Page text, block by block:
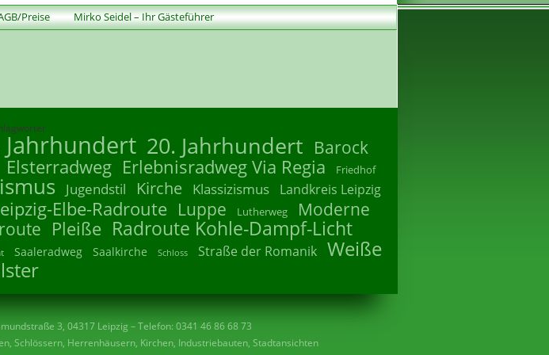
Preise Mirko Seidel – Ihr Gästeführer
Jahrhundert 20. Jahrhundert Barock
Elsterradweg Erlebnisradweg Via Regia Friedhof
Jugendstil Kirche Klassizismus Landkreis Leipzig
Elbe-Radroute Luppe Lutherweg Moderne
Pleiße Radroute Kohle-Dampf-Licht
Saaleradweg Saalkirche Schloss Straße der Romanik Weiße
3, 04317 Leipzig – Telefon: 0341 46 86 68 73
Schlössern, Herrenhäusern, Kirchen, Industriebauten, Stadtansichten